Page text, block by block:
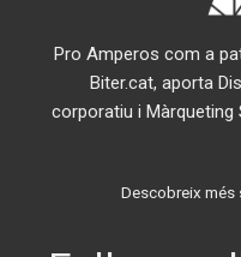
Pro Amperos com a
Biter.cat, aporta
corporatiu i Màrqueting
Descobreix